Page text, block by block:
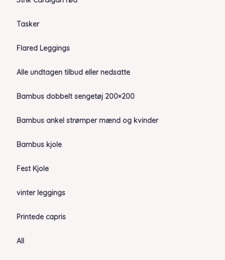
Tasker
Flared Leggings
Alle undtagen tilbud eller nedsatte
Bambus dobbelt sengetøj 200×200
Bambus ankel strømper mænd og kvinder
Bambus kjole
Fest Kjole
vinter leggings
Printede capris
All